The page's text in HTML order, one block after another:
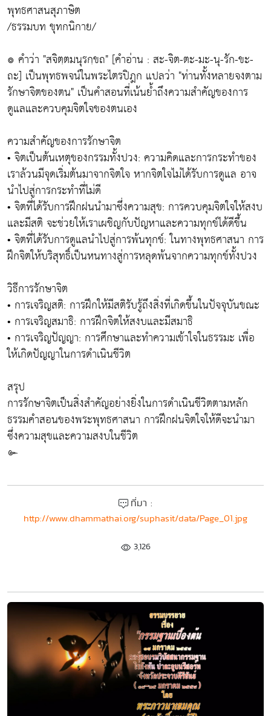
พุทธศาสนสุภาษิต
/ธรรมบท ขุทกนิกาย/
๏ คำว่า "สจิตฺตมนุรกฺขถ" [คำอ่าน : สะ-จิต-ตะ-มะ-นุ-รัก-ขะ-
ถะ] เป็นพุทธพจน์ในพระไตรปิฎก แปลว่า "ท่านทั้งหลายจงตาม
รักษาจิตของตน" เป็นคำสอนที่เน้นย้ำถึงความสำคัญของการ
ดูแลและควบคุมจิตใจของตนเอง
ความสำคัญของการรักษาจิต
• จิตเป็นต้นเหตุของกรรมทั้งปวง: ความคิดและการกระทำของ
เราล้วนมีจุดเริ่มต้นมาจากจิตใจ หากจิตใจไม่ได้รับการดูแล อาจ
นำไปสู่การกระทำที่ไม่ดี
• จิตที่ได้รับการฝึกฝนนำมาซึ่งความสุข: การควบคุมจิตใจให้สงบ
และมีสติ จะช่วยให้เราเผชิญกับปัญหาและความทุกข์ได้ดีขึ้น
• จิตที่ได้รับการดูแลนำไปสู่การพ้นทุกข์: ในทางพุทธศาสนา การ
ฝึกจิตให้บริสุทธิ์เป็นหนทางสู่การหลุดพ้นจากความทุกข์ทั้งปวง
วิธีการรักษาจิต
• การเจริญสติ: การฝึกให้มีสติรับรู้ถึงสิ่งที่เกิดขึ้นในปัจจุบันขณะ
• การเจริญสมาธิ: การฝึกจิตให้สงบและมีสมาธิ
• การเจริญปัญญา: การศึกษาและทำความเข้าใจในธรรมะ เพื่อ
ให้เกิดปัญญาในการดำเนินชีวิต
สรุป
การรักษาจิตเป็นสิ่งสำคัญอย่างยิ่งในการดำเนินชีวิตตามหลัก
ธรรมคำสอนของพระพุทธศาสนา การฝึกฝนจิตใจให้ดีจะนำมา
ซึ่งความสุขและความสงบในชีวิต
๛
ที่มา :
http://www.dhammathai.org/suphasit/data/Page_01.jpg
3,126